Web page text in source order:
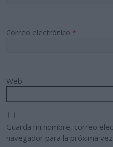
Correo electrónico *
Web
Guarda mi nombre, correo
navegador para la próxima